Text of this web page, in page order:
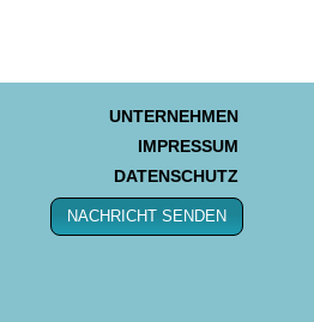
UNTERNEHMEN
IMPRESSUM
DATENSCHUTZ
NACHRICHT SENDEN